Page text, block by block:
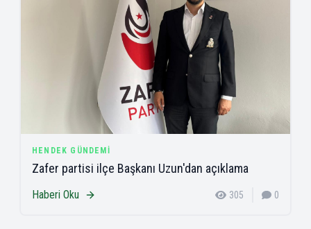
HENDEK GÜNDEMI
Zafer partisi ilçe Başkanı Uzun'dan açıklama
Haberi Oku 305 0